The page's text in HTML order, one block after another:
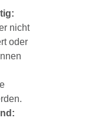
nicht
oder